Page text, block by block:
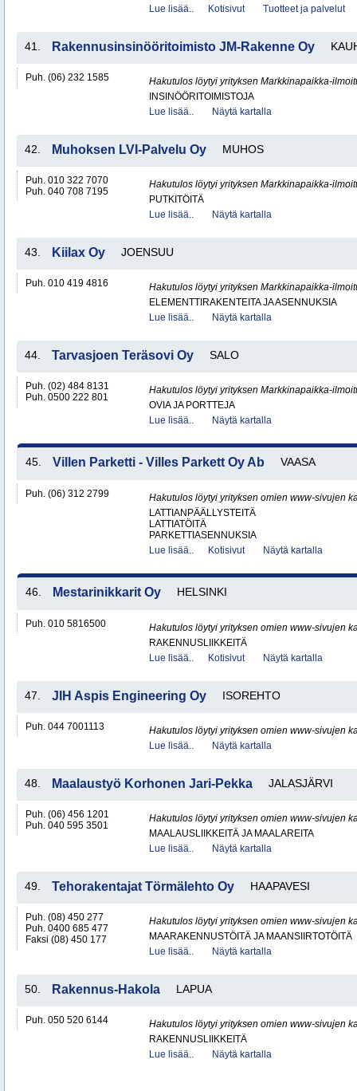
Lue lisää.. Kotisivut Tuotteet ja palvelut
41. Rakennusinsinööritoimisto JM-Rakenne Oy
Puh. (06) 232 1585
Hakutulos löytyi yrityksen Markkinapaikka-
INSINÖÖRITOIMISTOJA
Lue lisää..
Näytä kartalla
42. Muhoksen LVI-Palvelu Oy MUHOS
Puh. 010 322 7070
Puh. 040 708 7195
Hakutulos löytyi yrityksen Markkinapaikka-
PUTKITÖITÄ
Lue lisää..
Näytä kartalla
43. Kiilax Oy JOENSUU
Puh. 010 419 4816
Hakutulos löytyi yrityksen Markkinapaikka-
ELEMENTTIRAKENTEITA JA ASENNUKSIA
Lue lisää..
Näytä kartalla
44. Tarvasjoen Teräsovi Oy SALO
Puh. (02) 484 8131
Puh. 0500 222 801
Hakutulos löytyi yrityksen Markkinapaikka-
OVIA JA PORTTEJA
Lue lisää..
Näytä kartalla
45. Villen Parketti - Villes Parkett Oy Ab VAASA
Puh. (06) 312 2799
Hakutulos löytyi yrityksen omien www-sivujen
LATTIANPÄÄLLYSTEITÄ
LATTIATÖITÄ
PARKETTIASENNUKSIA
Lue lisää..
Kotisivut Näytä kartalla
46. Mestarinikkarit Oy HELSINKI
Puh. 010 5816500
Hakutulos löytyi yrityksen omien www-sivujen
RAKENNUSLIIKKEITÄ
Lue lisää..
Kotisivut Näytä kartalla
47. JIH Aspis Engineering Oy ISOREHTO
Puh. 044 7001113
Hakutulos löytyi yrityksen omien www-sivujen
Lue lisää..
Näytä kartalla
48. Maalaustyö Korhonen Jari-Pekka JALASJÄRVI
Puh. (06) 456 1201
Puh. 040 595 3501
Hakutulos löytyi yrityksen omien www-sivujen
MAALAUSLIIKKEITÄ JA MAALAREITA
Lue lisää..
Näytä kartalla
49. Tehorakentajat Törmälehto Oy HAAPAVESI
Puh. (08) 450 277
Puh. 0400 685 477
Faksi (08) 450 177
Hakutulos löytyi yrityksen omien www-sivujen
MAARAKENNUSTÖITÄ JA MAANSIIRTOTÖITÄ
Lue lisää..
Näytä kartalla
50. Rakennus-Hakola LAPUA
Puh. 050 520 6144
Hakutulos löytyi yrityksen omien www-sivujen
RAKENNUSLIIKKEITÄ
Lue lisää..
Näytä kartalla